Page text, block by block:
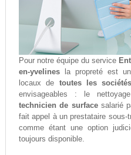
Pour notre équipe du service
en-yvelinesla propreté est un
locaux de toutes les sociétés
envisageables : le
technicien de surfacesalarié
fait appel à un prestataire sous-
comme étant une option
toujours disponible.